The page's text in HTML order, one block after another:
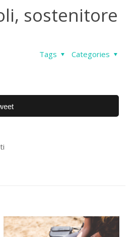
sostenitore
Categories
Tags